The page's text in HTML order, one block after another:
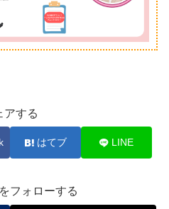
アする
はてブ LINE
フォローする